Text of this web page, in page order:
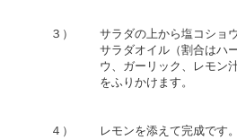
３）
サラダの上から塩コショ
サラダオイル（割合はハ
ウ、ガーリック、レモン
をふりかけます。
４） レモンを添えて完成です。